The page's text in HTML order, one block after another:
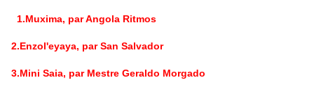
1.Muxima, par Angola Ritmos
2.Enzol'eyaya, par San Salvador
3.Mini Saia, par Mestre Geraldo Morgado